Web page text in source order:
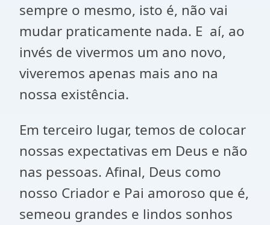
sempre o mesmo, isto é, não vai
mudar praticamente nada. E aí, ao
invés de vivermos um ano novo,
viveremos apenas mais ano na
nossa existência.
Em terceiro lugar, temos de colocar
nossas expectativas em Deus e não
nas pessoas. Afinal, Deus como
nosso Criador e Pai amoroso que é,
semeou grandes e lindos sonhos